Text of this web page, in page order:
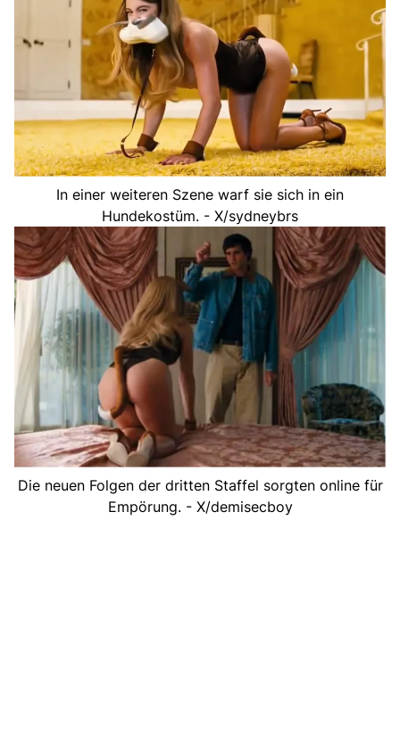
In einer weiteren Szene warf sie sich in ein
Hundekostüm. - X/sydneybrs
Die neuen Folgen der dritten Staffel sorgten online für
Empörung. - X/demisecboy